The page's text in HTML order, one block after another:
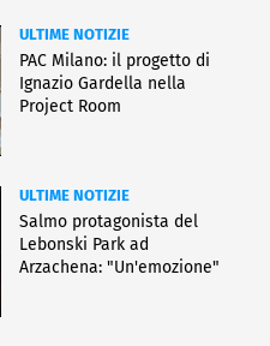
ULTIME NOTIZIE
PAC Milano: il progetto di
Ignazio Gardella nella
Project Room
ULTIME NOTIZIE
Salmo protagonista del
Lebonski Park ad
Arzachena: "Un'emozione"